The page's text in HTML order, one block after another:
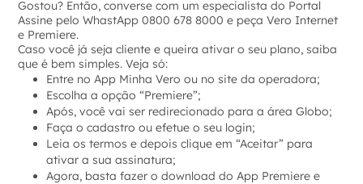
Gostou? Então, converse com um especialista do Portal
Assine pelo WhastApp 0800 678 8000 e peça Vero Internet
e Premiere.
Caso você já seja cliente e queira ativar o seu plano, saiba
que é bem simples. Veja só:
Entre no App Minha Vero ou no site da operadora;
Escolha a opção “Premiere”;
Após, você vai ser redirecionado para a área Globo;
Faça o cadastro ou efetue o seu login;
Leia os termos e depois clique em “Aceitar” para
ativar a sua assinatura;
Agora, basta fazer o download do App Premiere e